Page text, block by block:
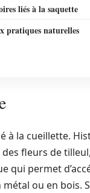
liés à la saquette
pratiques naturelles
à la cueillette.
fleurs de
qui permet
ou en bois.